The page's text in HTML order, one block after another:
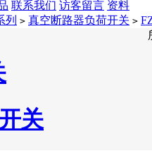
联系我们 访客留言 资料
列 > 真空断路器负荷开关 >
关